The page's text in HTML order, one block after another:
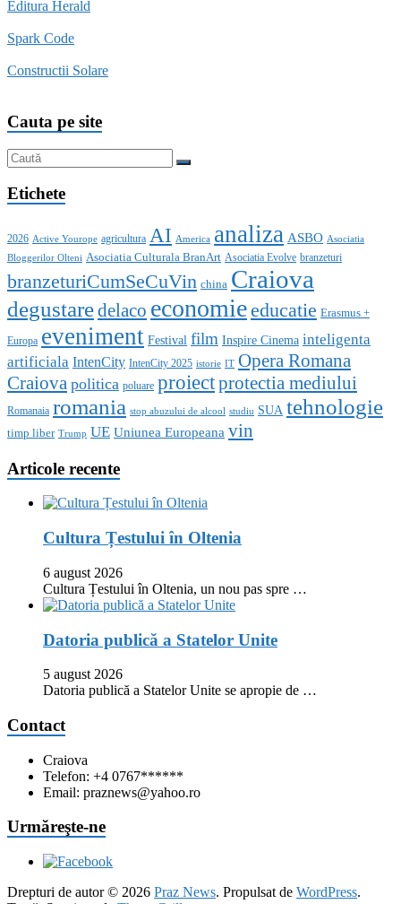
Editura Herald
Spark Code
Constructii Solare
Cauta pe site
Etichete
2026 Active Yourope agricultura AI America analiza ASBO Asociatia
Bloggerilor Olteni Asociatia Culturala BranArt Asociatia Evolve branzeturi
branzeturiCumSeCuVin china Craiova
degustaredelaco economieeducatie Erasmus +
Europa eveniment Festival film Inspire Cinema inteligenta
artificiala IntenCity IntenCity 2025 istorie IT Opera Romana
Craiova politica poluare proiectprotectia mediului
Romanaia romania stop abuzului de alcool studiu SUA tehnologie
timp liber Trump UE Uniunea Europeana vin
Articole recente
Cultura Țestului în Oltenia
6 august 2026
Cultura Țestului în Oltenia, un nou pas spre …
Datoria publică a Statelor Unite
5 august 2026
Datoria publică a Statelor Unite se apropie de …
Contact
Craiova
Telefon: +4 0767******
Email: praznews@yahoo.ro
Urmăreşte-ne
Drepturi de autor © 2026 Praz News. Propulsat de WordPress.